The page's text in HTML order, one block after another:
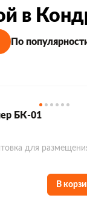
в
По
БК-01
для
В